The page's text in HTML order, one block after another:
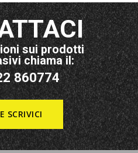
sui prodotti
chiama il:
860774
SCRIVICI